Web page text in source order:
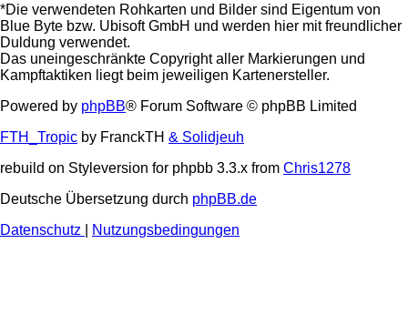
*Die verwendeten Rohkarten und Bilder sind Eigentum von
Blue Byte bzw. Ubisoft GmbH und werden hier mit freundlicher
Duldung verwendet.
Das uneingeschränkte Copyright aller Markierungen und
Kampftaktiken liegt beim jeweiligen Kartenersteller.
Powered by phpBB® Forum Software © phpBB Limited
FTH_Tropic by FranckTH & Solidjeuh
rebuild on Styleversion for phpbb 3.3.x from Chris1278
Deutsche Übersetzung durch phpBB.de
Datenschutz
Nutzungsbedingungen